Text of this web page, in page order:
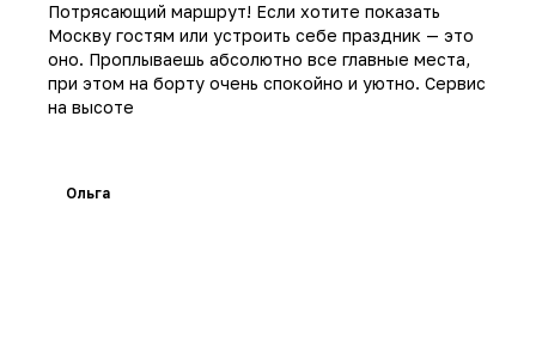
Потрясающий маршрут! Если хотите показать
Москву гостям или устроить себе праздник — это
оно. Проплываешь абсолютно все главные места,
при этом на борту очень спокойно и уютно. Сервис
на высоте
Ольга